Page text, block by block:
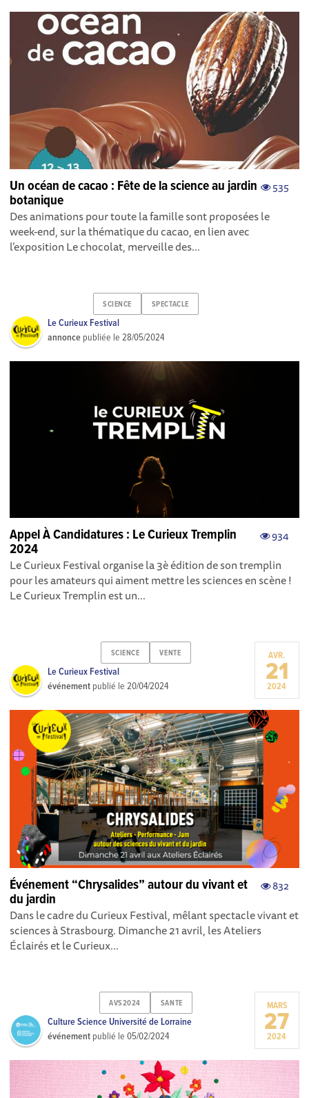
535
Un océan de cacao : Fête de la science au jardin
botanique
Des animations pour toute la famille sont proposées le
week-end, sur la thématique du cacao, en lien avec
l’exposition Le chocolat, merveille des...
SCIENCE SPECTACLE
Le Curieux Festival
annonce publiée le28/05/2024
934
Appel À Candidatures : Le Curieux Tremplin
2024
Le Curieux Festival organise la 3è édition de son tremplin
pour les amateurs qui aiment mettre les sciences en scène !
Le Curieux Tremplin est un...
SCIENCE VENTE
Le Curieux Festival
événement publié le20/04/2024
AVR.
21
2024
832
Événement “Chrysalides” autour du vivant et
du jardin
Dans le cadre du Curieux Festival, mêlant spectacle vivant et
sciences à Strasbourg. Dimanche 21 avril, les Ateliers
Éclairés et le Curieux...
AVS2024 SANTE
Culture Science Université de Lorraine
événement publié le05/02/2024
MARS
27
2024